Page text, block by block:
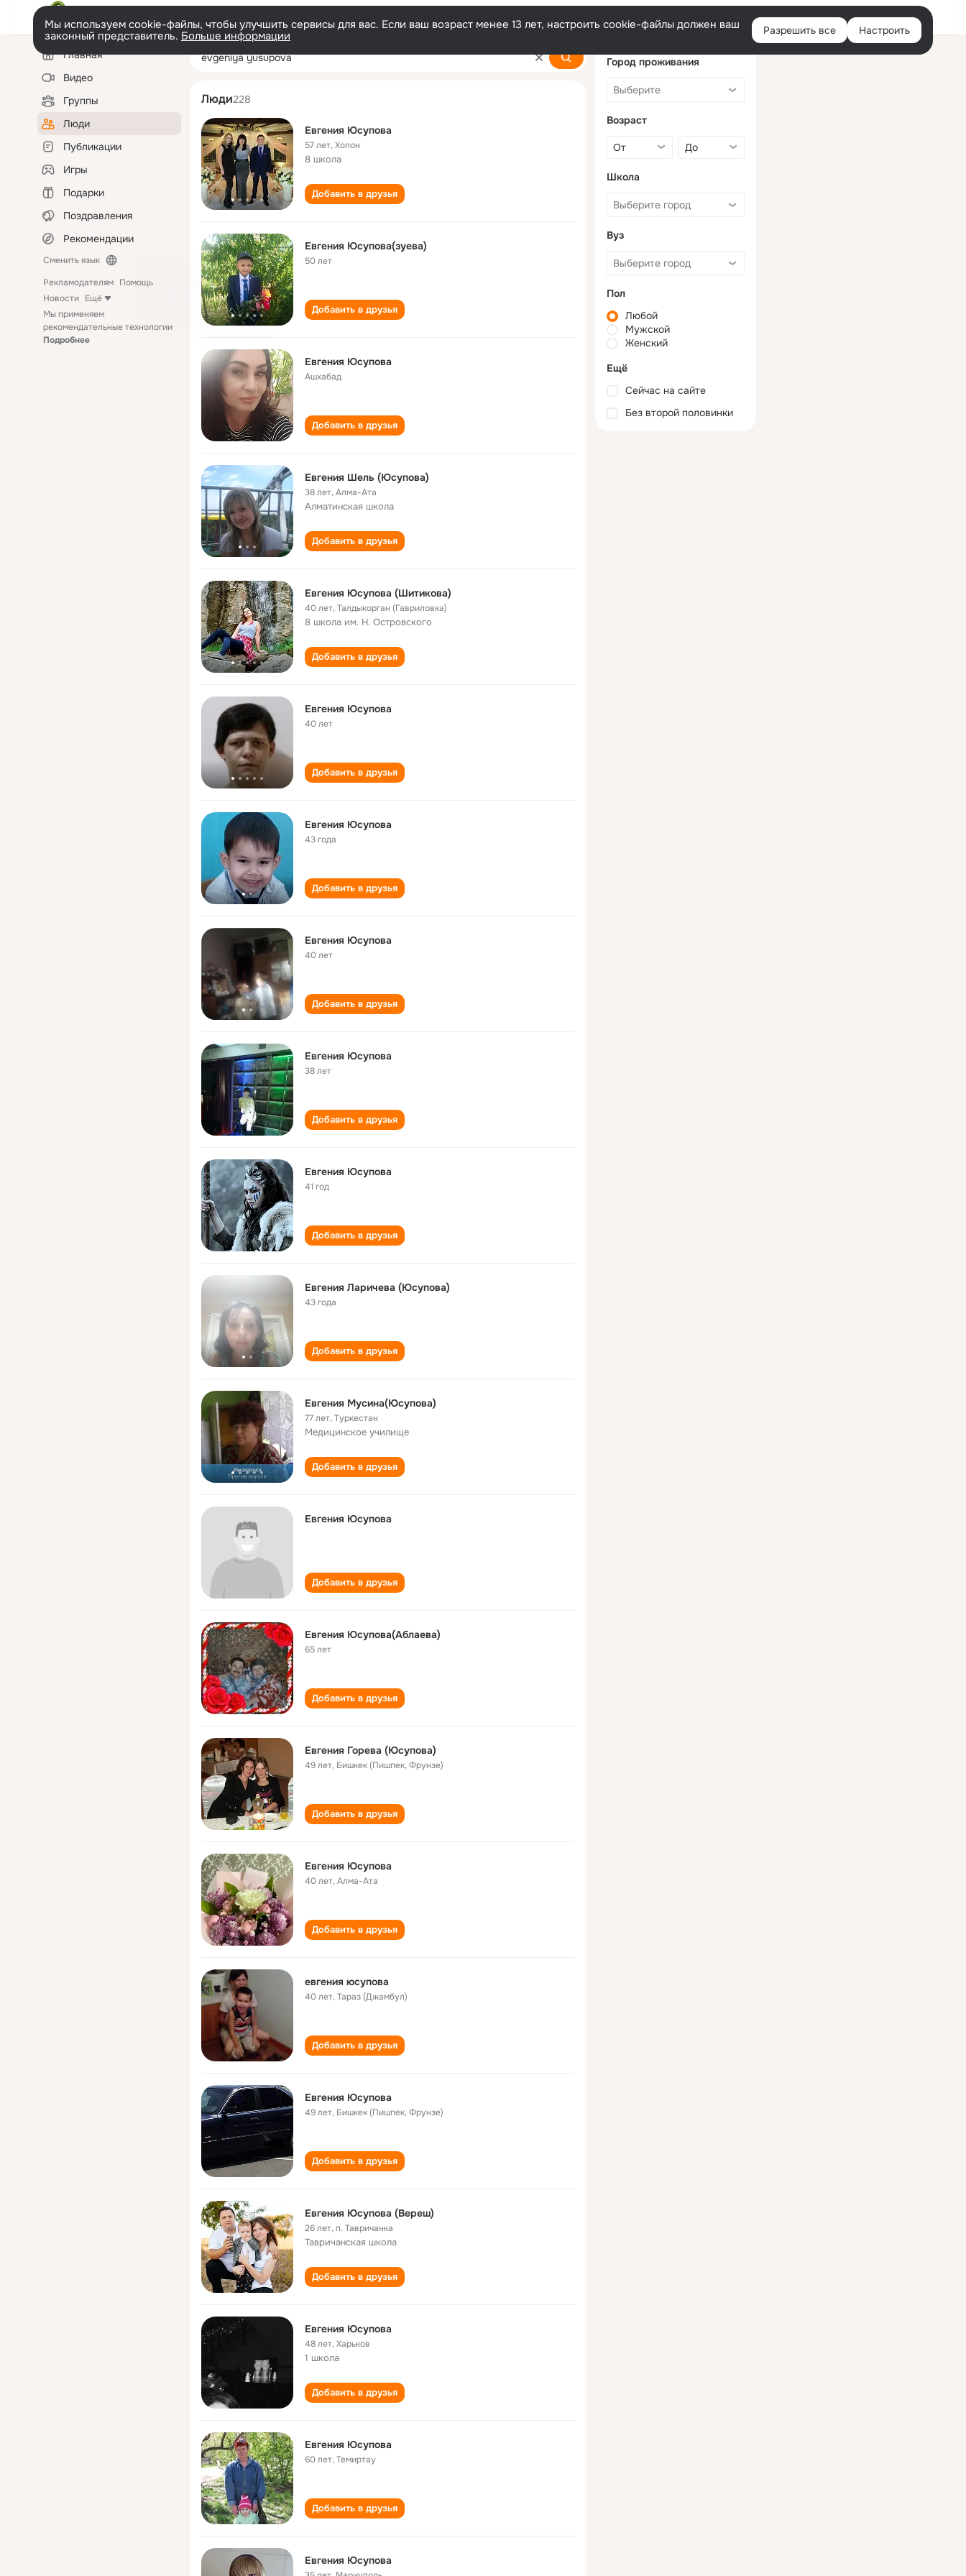
Войти
Мы используем cookie-файлы, чтобы улучшить сервисы для вас. Если ваш возраст менее 13 лет, настроить cookie-файлы должен ваш
законный представитель. Больше информации Разрешить все Настроить
Левая
колонкаГлавная
Видео
Группы
Люди
Публикации
Игры
Подарки
Поздравления
Рекомендации
Сменить язык
Рекламодателям Помощь
Новости Ещё
Мы применяем
рекомендательные технологии
Подробнее
evgeniya yusupova
Люди228
Евгения Юсупова
57 лет,Холон
8 школа
Добавить в друзья
Евгения Юсупова(зуева)
50 лет
Добавить в друзья
Евгения Юсупова
Ашхабад
Добавить в друзья
Евгения Шель (Юсупова)
38 лет,Алма-Ата
Алматинская школа
Добавить в друзья
Евгения Юсупова (Шитикова)
40 лет,Талдыкорган (Гавриловка)
8 школа им. Н. Островского
Добавить в друзья
Евгения Юсупова
40 лет
Добавить в друзья
Евгения Юсупова
43 года
Добавить в друзья
Евгения Юсупова
40 лет
Добавить в друзья
Евгения Юсупова
38 лет
Добавить в друзья
Евгения Юсупова
41 год
Добавить в друзья
Евгения Ларичева (Юсупова)
43 года
Добавить в друзья
Евгения Мусина(Юсупова)
77 лет,Туркестан
Медицинское училище
Добавить в друзья
Евгения Юсупова
Добавить в друзья
Евгения Юсупова(Аблаева)
65 лет
Добавить в друзья
Евгения Горева (Юсупова)
49 лет, Бишкек (Пишпек, Фрунзе)
Добавить в друзья
Евгения Юсупова
40 лет,Алма-Ата
Добавить в друзья
евгения юсупова
40 лет,Тараз (Джамбул)
Добавить в друзья
Евгения Юсупова
49 лет, Бишкек (Пишпек, Фрунзе)
Добавить в друзья
Евгения Юсупова (Вереш)
26 лет,п. Тавричанка
Тавричанская школа
Добавить в друзья
Евгения Юсупова
48 лет,Харьков
1 школа
Добавить в друзья
Евгения Юсупова
60 лет,Темиртау
Добавить в друзья
Евгения Юсупова
Город проживания
Возраст
Школа
Вуз
Пол
Любой
Мужской
Женский
Ещё
Сейчас на сайте
Без второй половинки